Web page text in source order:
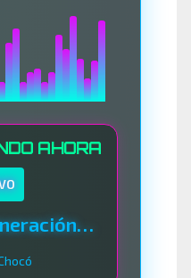
AHORA
La Nueva Generación Del Sistema